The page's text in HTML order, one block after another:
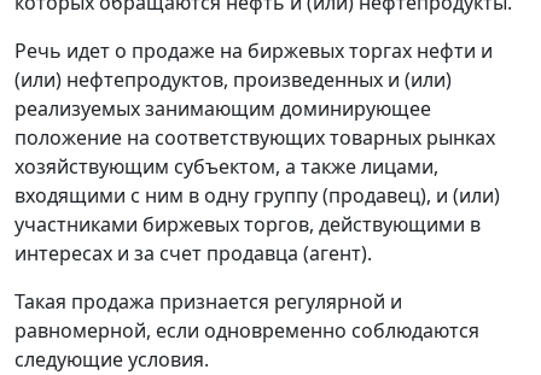
Речь идет о продаже на биржевых торгах нефти и
(или) нефтепродуктов, произведенных и (или)
реализуемых занимающим доминирующее
положение на соответствующих товарных рынках
хозяйствующим субъектом, а также лицами,
входящими с ним в одну группу (продавец), и (или)
участниками биржевых торгов, действующими в
интересах и за счет продавца (агент).
Такая продажа признается регулярной и
равномерной, если одновременно соблюдаются
следующие условия.